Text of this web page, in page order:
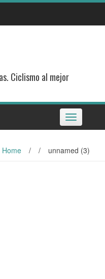
Ciclismo al mejor
Toggle
navigation
Home / / unnamed (3)